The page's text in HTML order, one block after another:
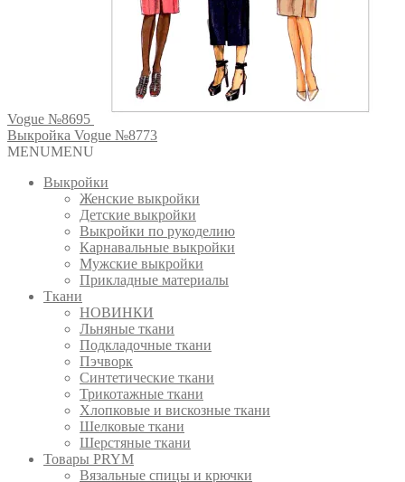
Vogue №8695
Выкройка Vogue №8773
MENUMENU
Выкройки
Женские выкройки
Детские выкройки
Выкройки по рукоделию
Карнавальные выкройки
Мужские выкройки
Прикладные материалы
Ткани
НОВИНКИ
Льняные ткани
Подкладочные ткани
Пэчворк
Синтетические ткани
Трикотажные ткани
Хлопковые и вискозные ткани
Шелковые ткани
Шерстяные ткани
Товары PRYM
Вязальные спицы и крючки